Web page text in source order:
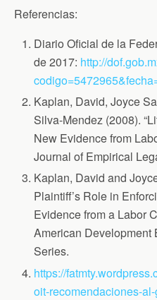
Referencias:
Diario Oficial de la
de 2017: http://
Kaplan, David, Joyce
Silva-Mendez (2008).
New Evidence from
Journal of Empirical
Kaplan, David and
Plaintiff’s Role in
Evidence from a Labor
American Development
Series.
https://
oit-recomendaciones-